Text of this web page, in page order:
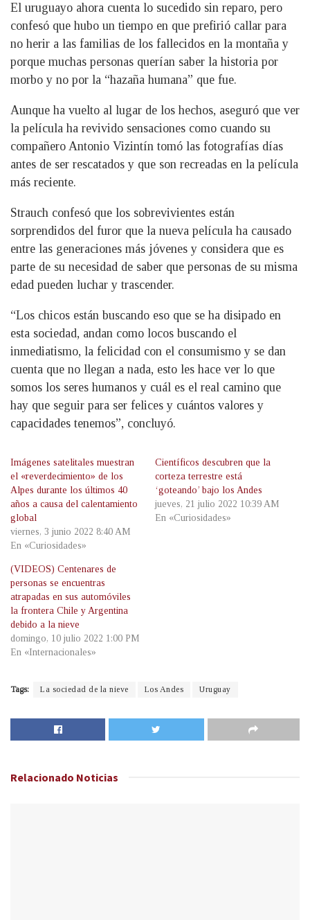
El uruguayo ahora cuenta lo sucedido sin reparo, pero
confesó que hubo un tiempo en que prefirió callar para
no herir a las familias de los fallecidos en la montaña y
porque muchas personas querían saber la historia por
morbo y no por la “hazaña humana” que fue.
Aunque ha vuelto al lugar de los hechos, aseguró que ver
la película ha revivido sensaciones como cuando su
compañero Antonio Vizintín tomó las fotografías días
antes de ser rescatados y que son recreadas en la película
más reciente.
Strauch confesó que los sobrevivientes están
sorprendidos del furor que la nueva película ha causado
entre las generaciones más jóvenes y considera que es
parte de su necesidad de saber que personas de su misma
edad pueden luchar y trascender.
“Los chicos están buscando eso que se ha disipado en
esta sociedad, andan como locos buscando el
inmediatismo, la felicidad con el consumismo y se dan
cuenta que no llegan a nada, esto les hace ver lo que
somos los seres humanos y cuál es el real camino que
hay que seguir para ser felices y cuántos valores y
capacidades tenemos”, concluyó.
Imágenes satelitales muestran
el «reverdecimiento» de los
Alpes durante los últimos 40
años a causa del calentamiento
global
viernes, 3 junio 2022 8:40 AM
En «Curiosidades»
Científicos descubren que la
corteza terrestre está
‘goteando’ bajo los Andes
jueves, 21 julio 2022 10:39 AM
En «Curiosidades»
(VIDEOS) Centenares de
personas se encuentras
atrapadas en sus automóviles
la frontera Chile y Argentina
debido a la nieve
domingo, 10 julio 2022 1:00 PM
En «Internacionales»
Tags: La sociedad de la nieve Los Andes Uruguay
Relacionado Noticias